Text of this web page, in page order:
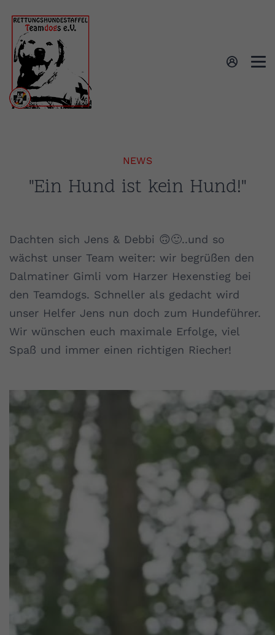
NEWS
"Ein Hund ist kein Hund!"
Dachten sich Jens & Debbi 🙃🙂..und so
wächst unser Team weiter: wir begrüßen den
Dalmatiner Gimli vom Harzer Hexenstieg bei
den Teamdogs. Schneller als gedacht wird
unser Helfer Jens nun doch zum Hundeführer.
Wir wünschen euch maximale Erfolge, viel
Spaß und immer einen richtigen Riecher!